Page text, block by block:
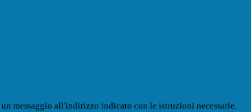
messaggio all'indirizzo indicato con le istruzioni necessarie.